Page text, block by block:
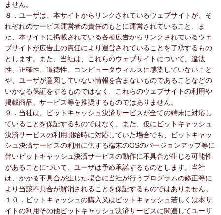
ません。
８．ユーザは、本サイトからリンクされているウェブサイトが、そ
れぞれのサービス運営者の責任のもとに運営されていること、ま
た、本サイトに掲載されている各種広告からリンクされているウェ
ブサイトが広告主の責任により運営されていることを了承するもの
とします。また、当社は、これらのウェブサイトについて、違法
性、正確性、道徳性、コンピュータウィルスに感染していないこと
や、ユーザが意図していない情報を含まないものであることなどの
いかなる保証をするものではなく、これらのウェブサイトの利用や
掲載商品、サービス等を推奨するものではありません。
９．当社は、ビットキャッシュ決済サービスが全ての端末に対応し
ていることを保証するものではなく、また、仮にビットキャッシュ
決済サービスの利用開始時に対応していた場合でも、ビットキャッ
シュ決済サービスの利用に供する端末のOSのバージョンアップ等に
伴いビットキャッシュ決済サービスの動作に不具合が生じる可能性
があることについて、ユーザは予め承諾するものとします。当社
は、かかる不具合が生じた場合に当社が行うプログラムの修正等に
より当該不具合が解消されることを保証するものではありません。
１０．ビットキャッシュの購入又はビットキャッシュ若しくは本サ
イトの利用その他ビットキャッシュ決済サービスに関連してユーザ